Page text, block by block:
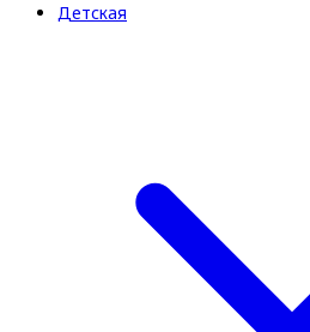
Детская